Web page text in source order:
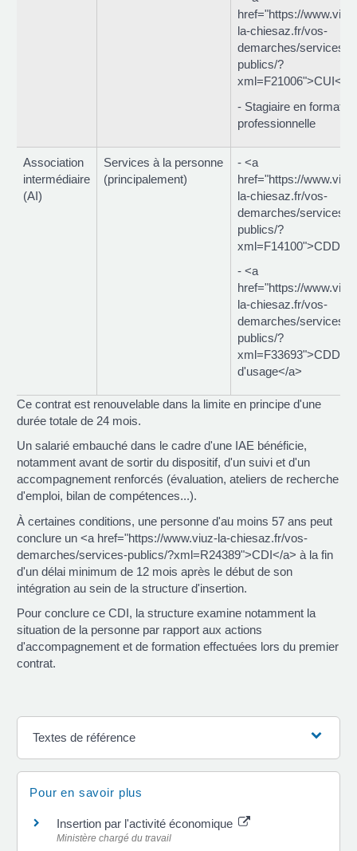
href="https://www.viuz-
la-chiesaz.fr/vos-
demarches/services-
publics/?
xml=F21006">CUI</
- Stagiaire en formation
professionnelle
Association
intermédiaire
(AI)
Services à la personne
(principalement)
- <a
href="https://www.viuz-
la-chiesaz.fr/vos-
demarches/services-
publics/?
xml=F14100">CDDI</
- <a
href="https://www.viuz-
la-chiesaz.fr/vos-
demarches/services-
publics/?
xml=F33693">CDD
d'usage</a>
Ce contrat est renouvelable dans la limite en principe d'une
durée totale de 24 mois.
Un salarié embauché dans le cadre d'une IAE bénéficie,
notamment avant de sortir du dispositif, d'un suivi et d'un
accompagnement renforcés (évaluation, ateliers de recherche
d'emploi, bilan de compétences...).
À certaines conditions, une personne d'au moins 57 ans peut
conclure un <a href="https://www.viuz-la-chiesaz.fr/vos-
demarches/services-publics/?xml=R24389">CDI</a> à la fin
d'un délai minimum de 12 mois après le début de son
intégration au sein de la structure d'insertion.
Pour conclure ce CDI, la structure examine notamment la
situation de la personne par rapport aux actions
d'accompagnement et de formation effectuées lors du premier
contrat.
Textes de référence
Pour en savoir plus
Insertion par l'activité économique
Ministère chargé du travail